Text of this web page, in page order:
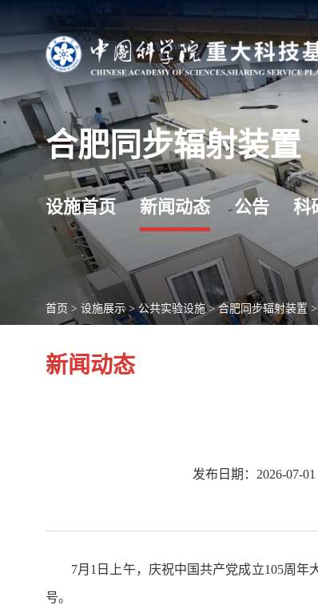
合肥同步辐射装置
设施首页 新闻动态 公告 科
首页 > 设施展示>公共实验设施>合肥同步辐射装置>
新闻动态
发布日期：2026-07-01
7月1日上午，庆祝中国共产党成立105周
号。